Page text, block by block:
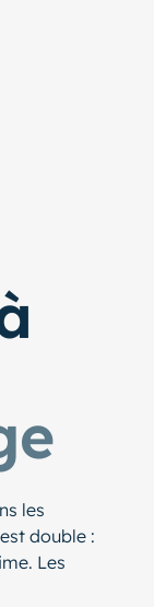
les
double :
Les